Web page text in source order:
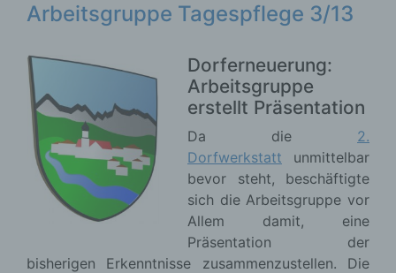
Arbeitsgruppe Tagespflege 3/13
Dorferneuerung:
Arbeitsgruppe
erstellt Präsentation
Da die 2.
Dorfwerkstatt unmittelbar
bevor steht, beschäftigte
sich die Arbeitsgruppe vor
Allem damit, eine
Präsentation der
bisherigen Erkenntnisse zusammenzustellen. Die